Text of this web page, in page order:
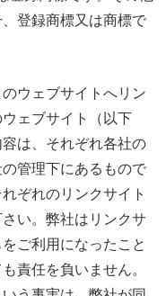
登録商標又は商標で
ウェブサイトへリン
ェブサイト（以下
は、それぞれ各社の
管理下にあるもので
ぞれのリンクサイト
い。弊社はリンクサ
ご利用になったこと
責任を負いません。